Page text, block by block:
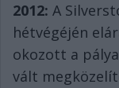
2012: A
hétvégéjén
okozott a
vált